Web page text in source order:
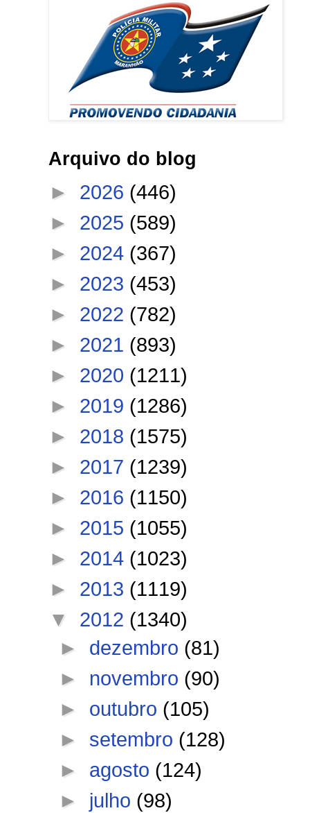
Arquivo do blog
► 2026 (446)
► 2025 (589)
► 2024 (367)
► 2023 (453)
► 2022 (782)
► 2021 (893)
► 2020 (1211)
► 2019 (1286)
► 2018 (1575)
► 2017 (1239)
► 2016 (1150)
► 2015 (1055)
► 2014 (1023)
► 2013 (1119)
▼ 2012 (1340)
► dezembro (81)
► novembro (90)
► outubro (105)
► setembro (128)
► agosto (124)
► julho (98)